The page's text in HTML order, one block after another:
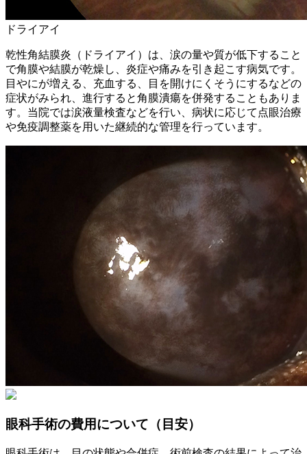
ドライアイ
乾性角結膜炎（ドライアイ）は、涙の量や質が低下すること
で角膜や結膜が乾燥し、炎症や痛みを引き起こす病気です。
目やにが増える、充血する、目を開けにくそうにするなどの
症状がみられ、進行すると角膜潰瘍を併発することもありま
す。当院では涙液量検査などを行い、病状に応じて点眼治療
や免疫調整薬を用いた継続的な管理を行っています。
眼科手術の費用について（目安）